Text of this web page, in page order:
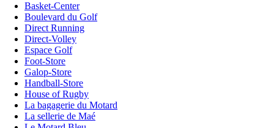
Basket-Center
Boulevard du Golf
Direct Running
Direct-Volley
Espace Golf
Foot-Store
Galop-Store
Handball-Store
House of Rugby
La bagagerie du Motard
La sellerie de Maé